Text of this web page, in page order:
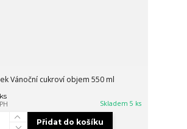
Vánoční cukroví objem 550 ml
ks
Skladem 5 ks
Přidat do košíku